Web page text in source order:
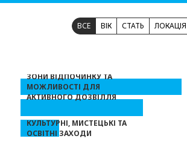
ВСЕ ВІК СТАТЬ ЛОКАЦІЯ
ЗОНИ ВІДПОЧИНКУ ТА
МОЖЛИВОСТІ ДЛЯ
АКТИВНОГО ДОЗВІЛЛЯ
КУЛЬТУРНІ, МИСТЕЦЬКІ ТА
ОСВІТНІ ЗАХОДИ